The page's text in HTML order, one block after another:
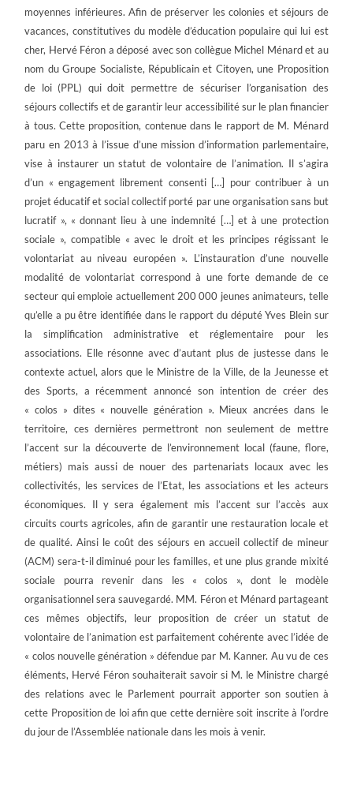
moyennes inférieures. Afin de préserver les colonies et séjours de
vacances, constitutives du modèle d’éducation populaire qui lui est
cher, Hervé Féron a déposé avec son collègue Michel Ménard et au
nom du Groupe Socialiste, Républicain et Citoyen, une Proposition
de loi (PPL) qui doit permettre de sécuriser l’organisation des
séjours collectifs et de garantir leur accessibilité sur le plan financier
à tous. Cette proposition, contenue dans le rapport de M. Ménard
paru en 2013 à l’issue d’une mission d’information parlementaire,
vise à instaurer un statut de volontaire de l’animation. Il s’agira
d’un « engagement librement consenti […] pour contribuer à un
projet éducatif et social collectif porté par une organisation sans but
lucratif », « donnant lieu à une indemnité […] et à une protection
sociale », compatible « avec le droit et les principes régissant le
volontariat au niveau européen ». L’instauration d’une nouvelle
modalité de volontariat correspond à une forte demande de ce
secteur qui emploie actuellement 200 000 jeunes animateurs, telle
qu’elle a pu être identifiée dans le rapport du député Yves Blein sur
la simplification administrative et réglementaire pour les
associations. Elle résonne avec d’autant plus de justesse dans le
contexte actuel, alors que le Ministre de la Ville, de la Jeunesse et
des Sports, a récemment annoncé son intention de créer des
« colos » dites « nouvelle génération ». Mieux ancrées dans le
territoire, ces dernières permettront non seulement de mettre
l’accent sur la découverte de l’environnement local (faune, flore,
métiers) mais aussi de nouer des partenariats locaux avec les
collectivités, les services de l’Etat, les associations et les acteurs
économiques. Il y sera également mis l’accent sur l’accès aux
circuits courts agricoles, afin de garantir une restauration locale et
de qualité. Ainsi le coût des séjours en accueil collectif de mineur
(ACM) sera-t-il diminué pour les familles, et une plus grande mixité
sociale pourra revenir dans les « colos », dont le modèle
organisationnel sera sauvegardé. MM. Féron et Ménard partageant
ces mêmes objectifs, leur proposition de créer un statut de
volontaire de l’animation est parfaitement cohérente avec l’idée de
« colos nouvelle génération » défendue par M. Kanner. Au vu de ces
éléments, Hervé Féron souhaiterait savoir si M. le Ministre chargé
des relations avec le Parlement pourrait apporter son soutien à
cette Proposition de loi afin que cette dernière soit inscrite à l’ordre
du jour de l’Assemblée nationale dans les mois à venir.